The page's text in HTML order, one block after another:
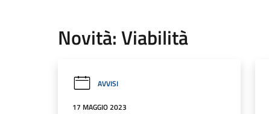
Novità: Viabilità
AVVISI
17 MAGGIO 2023